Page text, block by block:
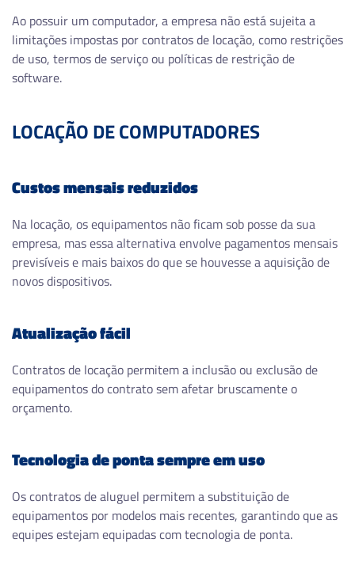
Ao possuir um computador, a empresa não está sujeita a
limitações impostas por contratos de locação, como restrições
de uso, termos de serviço ou políticas de restrição de
software.
LOCAÇÃO DE COMPUTADORES
Custos mensais reduzidos
Na locação, os equipamentos não ficam sob posse da sua
empresa, mas essa alternativa envolve pagamentos mensais
previsíveis e mais baixos do que se houvesse a aquisição de
novos dispositivos.
Atualização fácil
Contratos de locação permitem a inclusão ou exclusão de
equipamentos do contrato sem afetar bruscamente o
orçamento.
Tecnologia de ponta sempre em uso
Os contratos de aluguel permitem a substituição de
equipamentos por modelos mais recentes, garantindo que as
equipes estejam equipadas com tecnologia de ponta.